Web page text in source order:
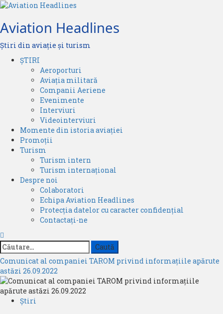
Skip
content
Aviation Headlines
Știri din aviație și turism
PrimaryȘTIRI
Aeroporturi
Aviația militară
Companii Aeriene
Evenimente
Interviuri
Videointerviuri
Momente din istoria aviației
Promoții
Turism
Turism intern
Turism internațional
Despre noi
Colaboratori
Echipa Aviation Headlines
Protecția datelor cu caracter confidențial
Contactați-ne
Caută
după:
Comunicat al companiei TAROM privind informațiile apărute
astăzi 26.09.2022
Știri